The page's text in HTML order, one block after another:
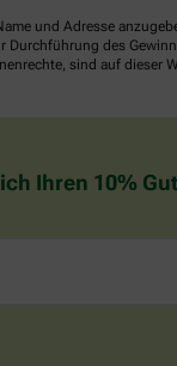
und Adresse
des
sind auf dieser
Ihren 10%